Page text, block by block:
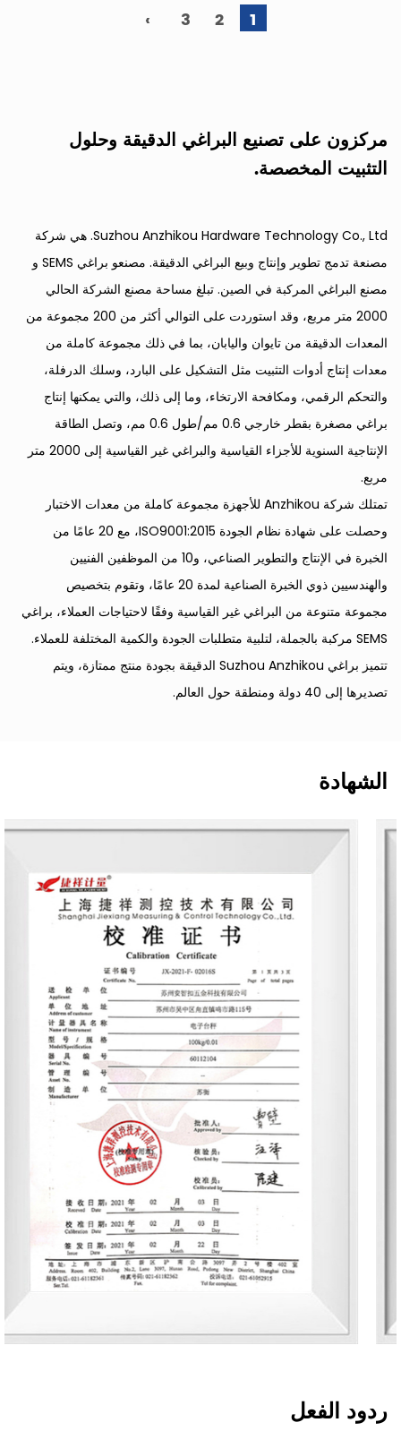
1
2
3
›
مركزون على تصنيع البراغي الدقيقة وحلول
التثبيت المخصصة.
Suzhou Anzhikou Hardware Technology Co., Ltd. هي شركة
مصنعة تدمج تطوير وإنتاج وبيع البراغي الدقيقة. مصنعو براغي SEMS
و
مصنع البراغي المركبة في الصين. تبلغ مساحة مصنع الشركة الحالي
2000 متر مربع، وقد استوردت على التوالي أكثر من 200 مجموعة من
المعدات الدقيقة من تايوان واليابان، بما في ذلك مجموعة كاملة من
معدات إنتاج أدوات التثبيت مثل التشكيل على البارد، وسلك الدرفلة،
والتحكم الرقمي، ومكافحة الارتخاء، وما إلى ذلك، والتي يمكنها إنتاج
براغي مصغرة بقطر خارجي 0.6 مم/طول 0.6 مم، وتصل الطاقة
الإنتاجية السنوية للأجزاء القياسية والبراغي غير القياسية إلى 2000 متر
مربع.
تمتلك شركة Anzhikou للأجهزة مجموعة كاملة من معدات الاختبار
وحصلت على شهادة نظام الجودة ISO9001:2015، مع 20 عامًا من
الخبرة في الإنتاج والتطوير الصناعي، و10 من الموظفين الفنيين
والهندسيين ذوي الخبرة الصناعية لمدة 20 عامًا، وتقوم بتخصيص
مجموعة متنوعة من البراغي غير القياسية وفقًا لاحتياجات العملاء، براغي
SEMS مركبة بالجملة
، لتلبية متطلبات الجودة والكمية المختلفة للعملاء.
تتميز براغي Suzhou Anzhikou الدقيقة بجودة منتج ممتازة، ويتم
تصديرها إلى 40 دولة ومنطقة حول العالم.
الشهادة
ردود الفعل